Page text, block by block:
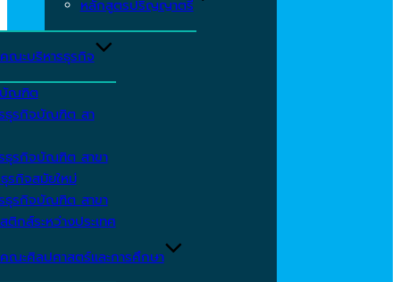
หลักสูตรปริญญาตรี
คณะบริหารธุรกิจ
ณฑิต
ธุรกิจบัณฑิต สา
ธุรกิจบัณฑิต สาขา
รกิจสมัยใหม่
ธุรกิจบัณฑิต สาขา
ติกส์ระหว่างประเทศ
คณะศิลปศาสตร์และการศึกษา